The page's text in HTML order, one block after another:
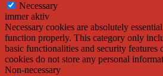
Necessary
immer aktiv
Necessary cookies are absolutely
function properly. This category only
basic functionalities and security features
cookies do not store any personal
Non-necessary